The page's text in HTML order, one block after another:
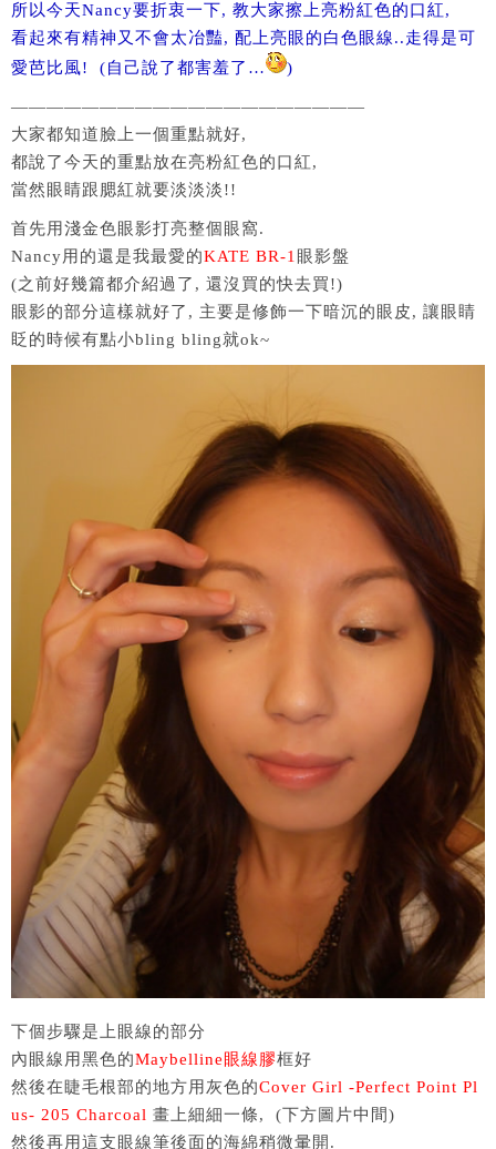
所以今天Nancy要折衷一下, 教大家擦上亮粉紅色的口紅,
看起來有精神又不會太冶豔, 配上亮眼的白色眼線..走得是可
愛芭比風! (自己說了都害羞了…
)
————————————————————
大家都知道臉上一個重點就好,
都說了今天的重點放在亮粉紅色的口紅,
當然眼睛跟腮紅就要淡淡淡!!
首先用淺金色眼影打亮整個眼窩.
Nancy用的還是我最愛的KATE BR-1 眼影盤
(之前好幾篇都介紹過了, 還沒買的快去買!)
眼影的部分這樣就好了, 主要是修飾一下暗沉的眼皮, 讓眼睛
眨的時候有點小bling bling就ok~
下個步驟是上眼線的部分
內眼線用黑色的Maybelline眼線膠框好
然後在睫毛根部的地方用灰色的Cover Girl -Perfect Point Pl
us- 205 Charcoal 畫上細細一條, (下方圖片中間)
然後再用這支眼線筆後面的海綿稍微暈開.